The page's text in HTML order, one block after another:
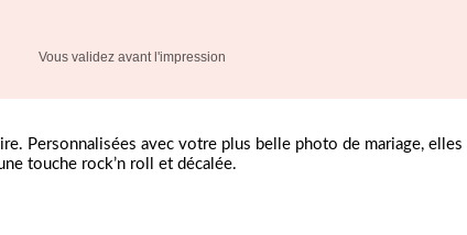
Vous validez avant l'impression
Personnalisées avec votre plus belle photo de mariage,
touche rock’n roll et décalée.